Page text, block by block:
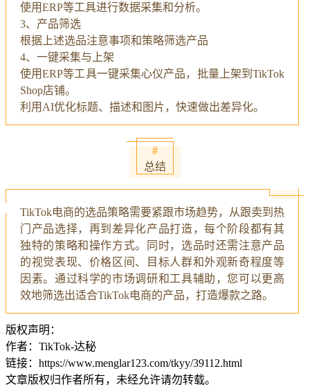
使用ERP等工具进行数据采集和分析。
3、产品筛选
根据上述选品注意事项和策略筛选产品
4、一键采集与上架
使用ERP等工具一键采集心仪产品，批量上架到TikTok
Shop店铺。
利用AI优化标题、描述和图片，快速做出差异化。
#
总结
TikTok电商的选品策略需要紧跟市场趋势，从跟卖到热
门产品选择，再到差异化产品打造，每个阶段都有其
独特的策略和操作方式。同时，选品时还需注意产品
的视觉表现、价格区间、目标人群和外观新奇程度等
因素。通过科学的市场调研和工具辅助，您可以更高
效地筛选出适合TikTok电商的产品，打造爆款之路。
版权声明：
作者：TikTok-达秘
链接：https://www.menglar123.com/tkyy/39112.html
文章版权归作者所有，未经允许请勿转载。